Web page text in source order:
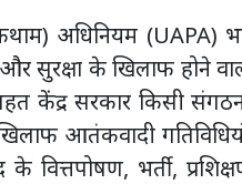
अधिनियम
सुरक्षा के खिलाफ होने
केंद्र सरकार किसी
आतंकवादी
वित्तपोषण, भर्ती,